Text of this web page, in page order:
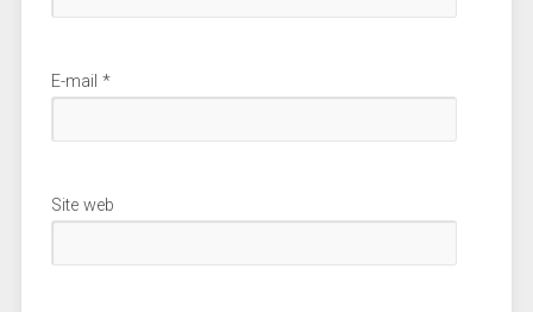
E-mail *
Site web